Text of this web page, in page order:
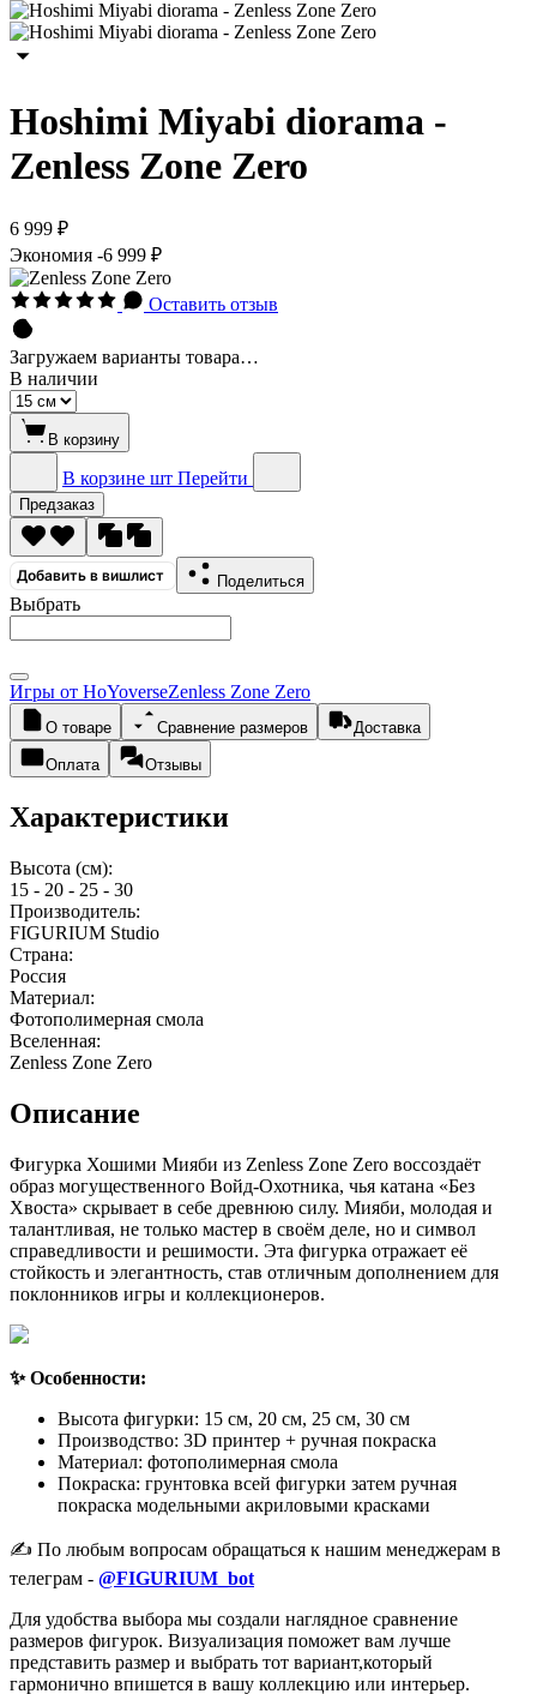
Hoshimi Miyabi diorama -
Zenless Zone Zero
6 999 ₽
Экономия -6 999 ₽
Оставить отзыв
Загружаем варианты товара…
В наличии
В корзину
В корзине шт Перейти
Предзаказ
Добавить в вишлист Поделиться
Выбрать
Игры от HoYoverseZenless Zone Zero
О товаре Сравнение размеров Доставка
Оплата Отзывы
Характеристики
Высота (см):
15 - 20 - 25 - 30
Производитель:
FIGURIUM Studio
Страна:
Россия
Материал:
Фотополимерная смола
Вселенная:
Zenless Zone Zero
Описание
Фигурка Хошими Мияби из Zenless Zone Zero воссоздаёт
образ могущественного Войд-Охотника, чья катана «Без
Хвоста» скрывает в себе древнюю силу. Мияби, молодая и
талантливая, не только мастер в своём деле, но и символ
справедливости и решимости. Эта фигурка отражает её
стойкость и элегантность, став отличным дополнением для
поклонников игры и коллекционеров.
✨ Особенности:
Высота фигурки: 15 см, 20 см, 25 см, 30 см
Производство: 3D принтер + ручная покраска
Материал: фотополимерная смола
Покраска: грунтовка всей фигурки затем ручная
покраска модельными акриловыми красками
✍️ По любым вопросам обращаться к нашим менеджерам в
телеграм - @FIGURIUM_bot
Для удобства выбора мы создали наглядное сравнение
размеров фигурок. Визуализация поможет вам лучше
представить размер и выбрать тот вариант,который
гармонично впишется в вашу коллекцию или интерьер.